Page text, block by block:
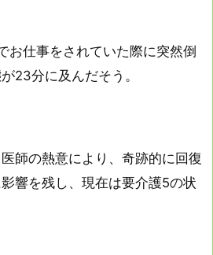
お仕事をされていた際に突然倒
23分に及んだそう。
師の熱意により、奇跡的に回復
響を残し、現在は要介護5の状